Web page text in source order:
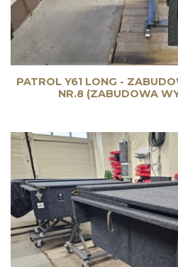
PATROL Y61 LONG -
NR.8 (ZABUDOWA